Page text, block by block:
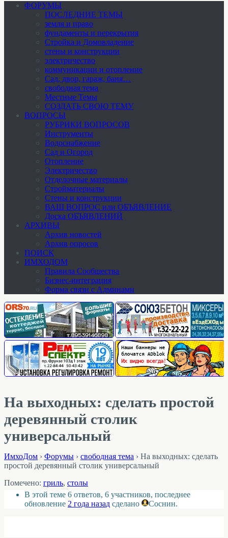
ФОРУМЫ
ПОСЛЕДНИЕ ТЕМЫ
земля и право
фундаменты и перекрытия
Стройка и Домовладение
стены и конструкции
электричество
коммуникации и отопление
Cад, двор, гараж, баня…
свободная тема
Местные Темы
СОЗДАТЬ СВОЮ ТЕМУ
ВОПРОСЫ
РУБРИКИ ВОПРОСОВ
Инструменты
Водоснабжение
Сад и Огород
Отопление
Электричество
Отделочные материалы
Стройматериалы
Стены и конструкции
ВАШ ВОПРОС или ОБЪЯВЛЕНИЕ
Доска ОБЪЯВЛЕНИЙ
АРХИВЫ
Архив новостей
Архив опросов
ПОИСК
ИМХОДОМ
Правила Сообщества
Бизнес-интеграция
Форма связи с Админами
На выходных: сделать простой
деревянный столик
универсальный
ИмхоДом › Форумы › свободная тема › На выходных: сделать
простой деревянный столик универсальный
Помечено: гриль, столы
В этой теме 6 ответов, 6 участников, последнее
обновление 2 года назад сделано Соснин.